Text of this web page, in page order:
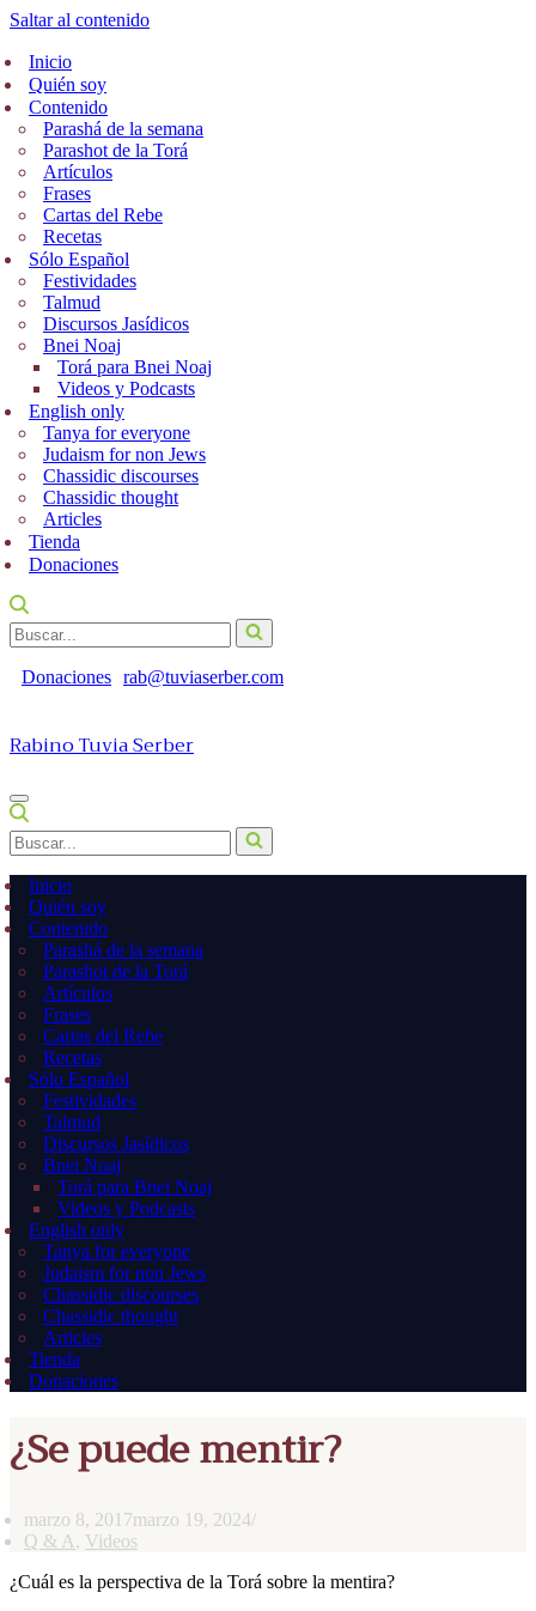
Saltar al contenido
Inicio
Quién soy
Contenido
Parashá de la semana
Parashot de la Torá
Artículos
Frases
Cartas del Rebe
Recetas
Sólo Español
Festividades
Talmud
Discursos Jasídicos
Bnei Noaj
Torá para Bnei Noaj
Videos y Podcasts
English only
Tanya for everyone
Judaism for non Jews
Chassidic discourses
Chassidic thought
Articles
Tienda
Donaciones
Buscar...
Donaciones rab@tuviaserber.com
Rabino Tuvia Serber
Menú
de
navegación
Buscar...
Inicio
Quién soy
Contenido
Parashá de la semana
Parashot de la Torá
Artículos
Frases
Cartas del Rebe
Recetas
Sólo Español
Festividades
Talmud
Discursos Jasídicos
Bnei Noaj
Torá para Bnei Noaj
Videos y Podcasts
English only
Tanya for everyone
Judaism for non Jews
Chassidic discourses
Chassidic thought
Articles
Tienda
Donaciones
¿Se puede mentir?
marzo 8, 2017marzo 19, 2024
Q & A, Videos
¿Cuál es la perspectiva de la Torá sobre la mentira?